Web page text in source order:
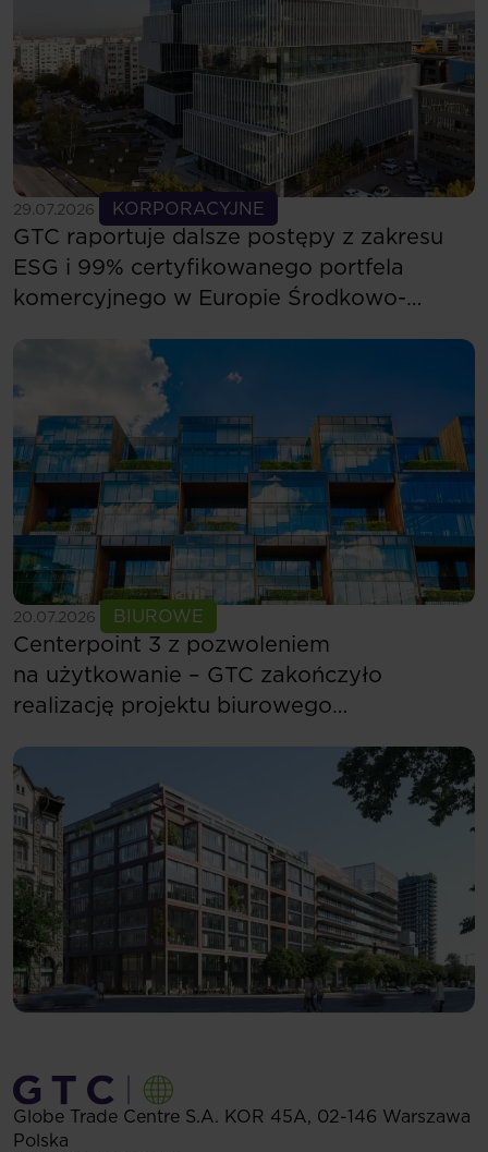
29.07.2026 KORPORACYJNE
Zobacz więcej
GTC raportuje dalsze postępy z zakresu
ESG i 99% certyfikowanego portfela
komercyjnego w Europie Środkowo-
20.07.2026 BIUROWE
Zobacz więcej
Centerpoint 3 z pozwoleniem
na użytkowanie – GTC zakończyło
realizację projektu biurowego
Globe Trade Centre S.A. KOR 45A, 02-146 Warszawa
Polska